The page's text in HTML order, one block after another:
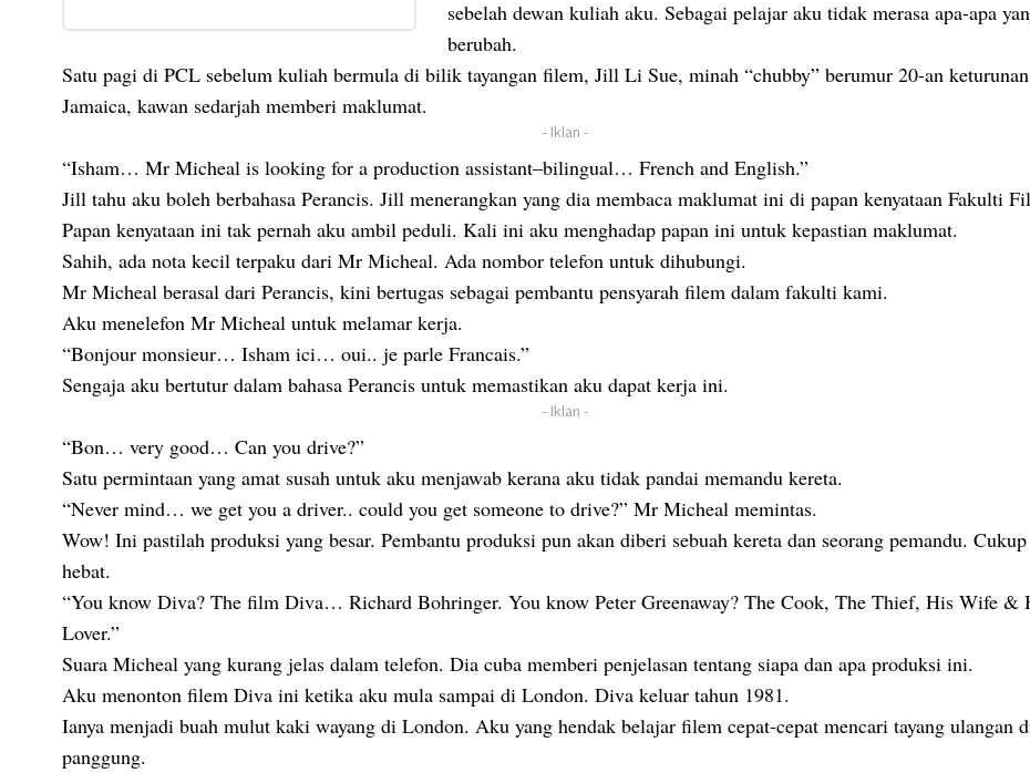
sebelah dewan kuliah aku. Sebagai pelajar aku tidak merasa apa-apa
berubah.
Satu pagi di PCL sebelum kuliah bermula di bilik tayangan filem, Jill Li Sue, minah “chubby” berumur 20-an keturunan
Jamaica, kawan sedarjah memberi maklumat.
- Iklan -
“Isham… Mr Micheal is looking for a production assistant–bilingual… French and English.”
Jill tahu aku boleh berbahasa Perancis. Jill menerangkan yang dia membaca maklumat ini di papan kenyataan Fakulti
Papan kenyataan ini tak pernah aku ambil peduli. Kali ini aku menghadap papan ini untuk kepastian maklumat.
Sahih, ada nota kecil terpaku dari Mr Micheal. Ada nombor telefon untuk dihubungi.
Mr Micheal berasal dari Perancis, kini bertugas sebagai pembantu pensyarah filem dalam fakulti kami.
Aku menelefon Mr Micheal untuk melamar kerja.
“Bonjour monsieur… Isham ici… oui.. je parle Francais.”
Sengaja aku bertutur dalam bahasa Perancis untuk memastikan aku dapat kerja ini.
- Iklan -
“Bon… very good… Can you drive?”
Satu permintaan yang amat susah untuk aku menjawab kerana aku tidak pandai memandu kereta.
“Never mind… we get you a driver.. could you get someone to drive?” Mr Micheal memintas.
Wow! Ini pastilah produksi yang besar. Pembantu produksi pun akan diberi sebuah kereta dan seorang pemandu. Cukup
hebat.
“You know Diva? The film Diva… Richard Bohringer. You know Peter Greenaway? The Cook, The Thief, His Wife &
Lover.”
Suara Micheal yang kurang jelas dalam telefon. Dia cuba memberi penjelasan tentang siapa dan apa produksi ini.
Aku menonton filem Diva ini ketika aku mula sampai di London. Diva keluar tahun 1981.
Ianya menjadi buah mulut kaki wayang di London. Aku yang hendak belajar filem cepat-cepat mencari tayang ulangan
panggung.